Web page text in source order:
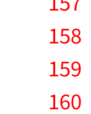
158
159
160